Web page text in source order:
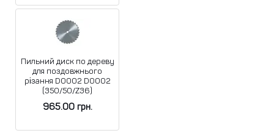
Пильний диск по дереву
для поздовжнього
різання D0002 D0002
(350/50/Z36)
965.00 грн.